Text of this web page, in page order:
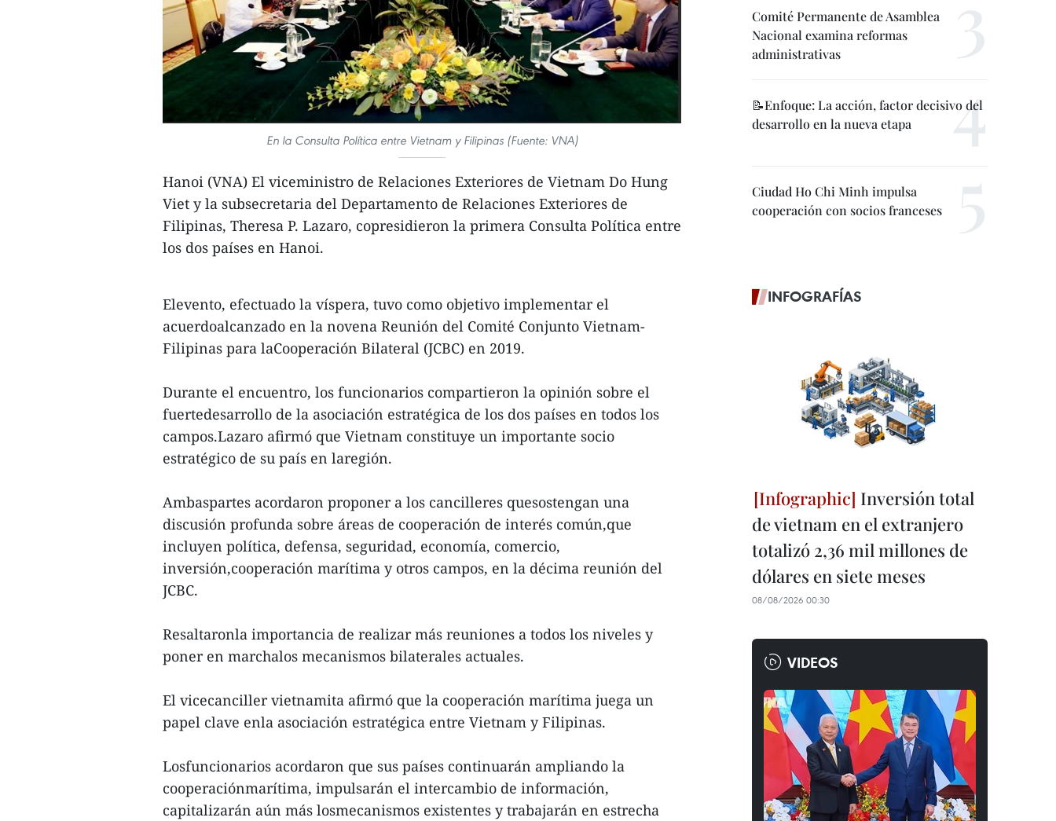
En la Consulta Política entre Vietnam y Filipinas (Fuente: VNA)
Hanoi (VNA) El viceministro de Relaciones Exteriores de Vietnam Do Hung
Viet y la subsecretaria del Departamento de Relaciones Exteriores de
Filipinas, Theresa P. Lazaro, copresidieron la primera Consulta Política entre
los dos países en Hanoi.
Elevento, efectuado la víspera, tuvo como objetivo implementar el
acuerdoalcanzado en la novena Reunión del Comité Conjunto Vietnam-
Filipinas para laCooperación Bilateral (JCBC) en 2019.
Durante el encuentro, los funcionarios compartieron la opinión sobre el
fuertedesarrollo de la asociación estratégica de los dos países en todos los
campos.Lazaro afirmó que Vietnam constituye un importante socio
estratégico de su país en laregión.
Ambaspartes acordaron proponer a los cancilleres quesostengan una
discusión profunda sobre áreas de cooperación de interés común,que
incluyen política, defensa, seguridad, economía, comercio,
inversión,cooperación marítima y otros campos, en la décima reunión del
JCBC.
Resaltaronla importancia de realizar más reuniones a todos los niveles y
poner en marchalos mecanismos bilaterales actuales.
El vicecanciller vietnamita afirmó que la cooperación marítima juega un
papel clave enla asociación estratégica entre Vietnam y Filipinas.
Losfuncionarios acordaron que sus países continuarán ampliando la
cooperaciónmarítima, impulsarán el intercambio de información,
capitalizarán aún más losmecanismos existentes y trabajarán en estrecha
Comité Permanente de Asamblea
Nacional examina reformas
administrativas
📝Enfoque: La acción, factor decisivo del
desarrollo en la nueva etapa
Ciudad Ho Chi Minh impulsa
cooperación con socios franceses
INFOGRAFÍAS
Inversión total
de vietnam en el extranjero
totalizó 2,36 mil millones de
dólares en siete meses
08/08/2026 00:30
VIDEOS